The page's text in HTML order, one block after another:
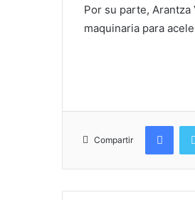
Por su parte,
maquinaria para
Compartir